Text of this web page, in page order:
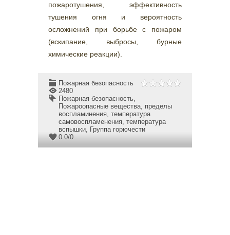
пожаротушения, эффективность
тушения огня и вероятность
осложнений при борьбе с пожаром
(вскипание, выбросы, бурные
химические реакции).
Пожарная безопасность
2480
Пожарная безопасность,
Пожароопасные вещества, пределы
воспламинения, температура
самовоспламенения, температура
вспышки, Группа горючести
0.0/0